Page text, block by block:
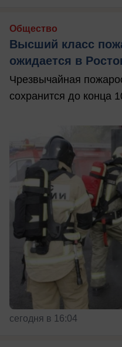
Общество
Высший класс
ожидается в
Чрезвычайная
сохранится до конца
сегодня в 16:04